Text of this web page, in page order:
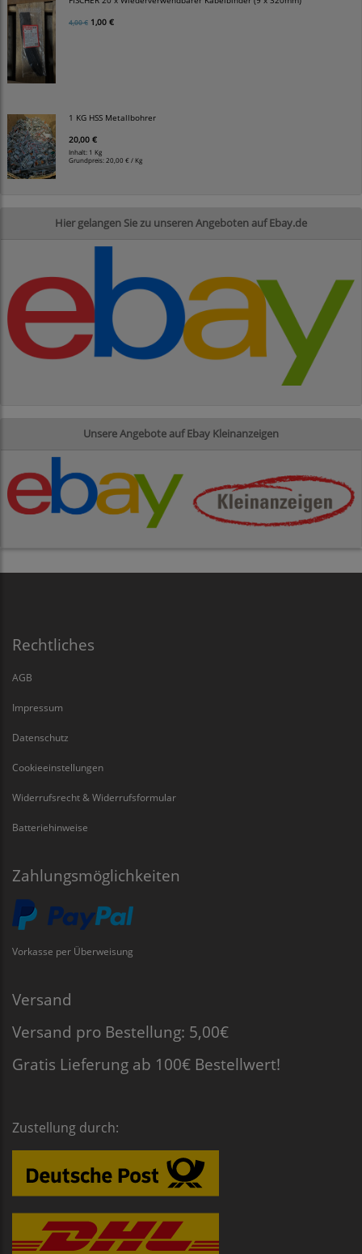
4,00 € 1,00 €
1 KG HSS Metallbohrer
20,00 €
Inhalt: 1 Kg
Grundpreis: 20,00 € / Kg
Hier gelangen Sie zu unseren Angeboten auf Ebay.de
Unsere Angebote auf Ebay Kleinanzeigen
Rechtliches
AGB
Impressum
Datenschutz
Cookieeinstellungen
Widerrufsrecht & Widerrufsformular
Batteriehinweise
Zahlungsmöglichkeiten
Vorkasse per Überweisung
Versand
Versand pro Bestellung: 5,00€
Gratis Lieferung ab 100€ Bestellwert!
Zustellung durch: